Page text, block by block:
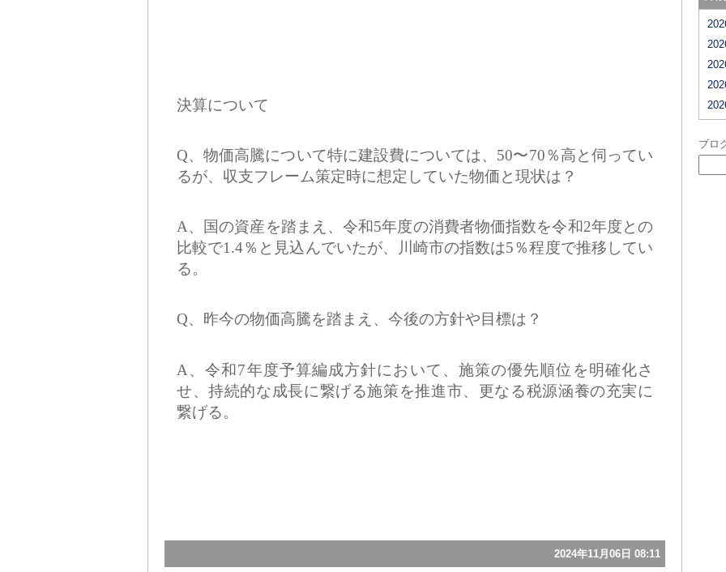
決算について
Q、物価高騰について特に建設費については、50〜70％高と伺ってい
るが、収支フレーム策定時に想定していた物価と現状は？
A、国の資産を踏まえ、令和5年度の消費者物価指数を令和2年度との
比較で1.4％と見込んでいたが、
川崎市の指数は5％程度で推移してい
る。
Q、昨今の物価高騰を踏まえ、今後の方針や目標は？
A、令和7年度予算編成方針において、施策の優先順位を明確化さ
せ、持続的な成長に繋げる施策を推進市、更なる税源涵養の充実に
繋げる。
2024年11月06日 08:11
ブロ